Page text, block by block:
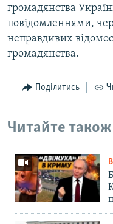
громадянства
повідомленнями,
неправдивих
громадянства.
Поділитись
Читайте також